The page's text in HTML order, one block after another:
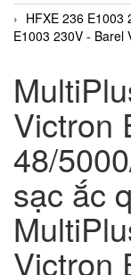
HFXE 236 E1003
E1003 230V - Barel
Victron
48/
sạc ắc
Victron